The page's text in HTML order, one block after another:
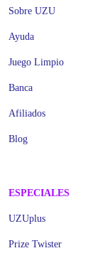
Sobre UZU
Ayuda
Juego Limpio
Banca
Afiliados
Blog
ESPECIALES
UZUplus
Prize Twister